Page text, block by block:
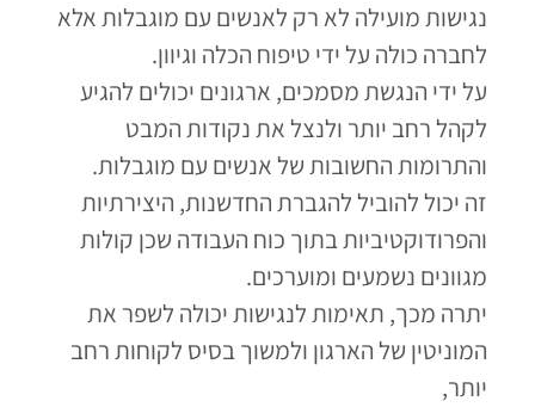
נגישות מועילה לא רק לאנשים עם מוגבלות אלא
לחברה כולה על ידי טיפוח הכלה וגיוון.
על ידי הנגשת מסמכים, ארגונים יכולים להגיע
לקהל רחב יותר ולנצל את נקודות המבט
והתרומות החשובות של אנשים עם מוגבלות.
זה יכול להוביל להגברת החדשנות, היצירתיות
והפרודוקטיביות בתוך כוח העבודה שכן קולות
מגוונים נשמעים ומוערכים.
יתרה מכך, תאימות לנגישות יכולה לשפר את
המוניטין של הארגון ולמשוך בסיס לקוחות רחב
יותר,